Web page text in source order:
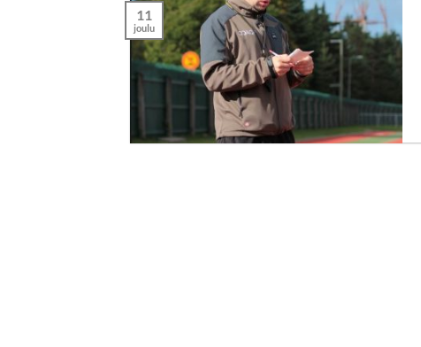
11
joulu